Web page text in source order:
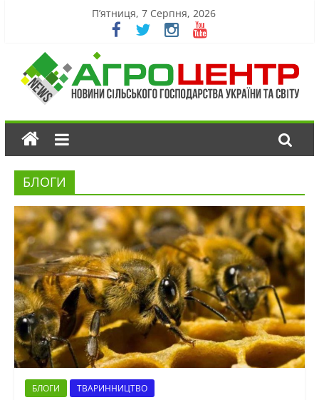
П’ятниця, 7 Серпня, 2026
БЛОГИ
БЛОГИ ТВАРИННИЦТВО